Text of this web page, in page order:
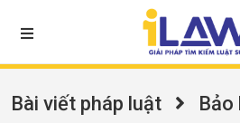
Bài viết pháp luật Bảo